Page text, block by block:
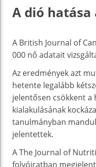
A dió hatása
A British Journal of
000 nő adatait
Az eredmények azt
hetente legalább
jelentősen csökkent a
kialakulásának
tanulmányban
jelentettek.
A The Journal of
folyóiratban megjelent